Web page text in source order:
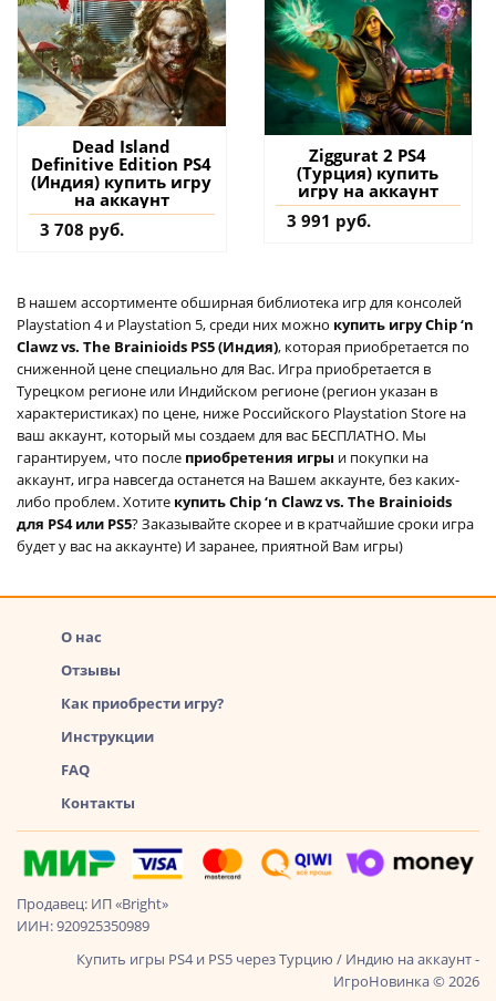
Dead Island
Definitive Edition PS4
(Индия) купить игру
на аккаунт
3 708 руб.
Ziggurat 2 PS4
(Турция) купить
игру на аккаунт
3 991 руб.
В нашем ассортименте обширная библиотека игр для консолей
Playstation 4 и Playstation 5, среди них можно купить игру Chip ‘n
Clawz vs. The Brainioids PS5 (Индия), которая приобретается по
сниженной цене специально для Вас. Игра приобретается в
Турецком регионе или Индийском регионе (регион указан в
характеристиках) по цене, ниже Российского Playstation Store на
ваш аккаунт, который мы создаем для вас БЕСПЛАТНО. Мы
гарантируем, что после приобретения игры и покупки на
аккаунт, игра навсегда останется на Вашем аккаунте, без каких-
либо проблем. Хотите купить Chip ‘n Clawz vs. The Brainioids
для PS4 или PS5? Заказывайте скорее и в кратчайшие сроки игра
будет у вас на аккаунте) И заранее, приятной Вам игры)
О нас
Отзывы
Как приобрести игру?
Инструкции
FAQ
Контакты
Продавец: ИП «Bright»
ИИН: 920925350989
Купить игры PS4 и PS5 через Турцию / Индию на аккаунт -
ИгроНовинка © 2026